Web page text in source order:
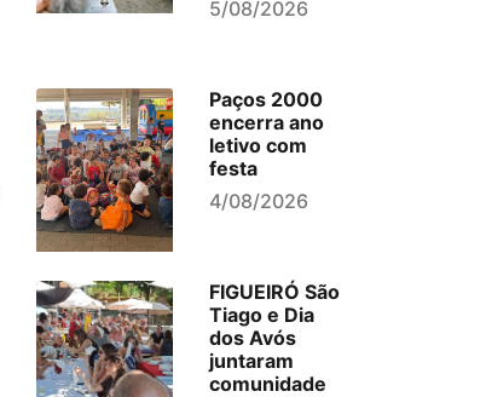
5/08/2026
Paços 2000
encerra ano
letivo com
festa
4/08/2026
FIGUEIRÓ São
Tiago e Dia
dos Avós
juntaram
comunidade